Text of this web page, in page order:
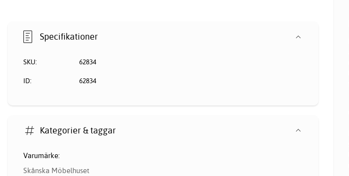
Specifikationer
SKU: 62834
ID: 62834
Kategorier & taggar
Varumärke:
Skånska Möbelhuset